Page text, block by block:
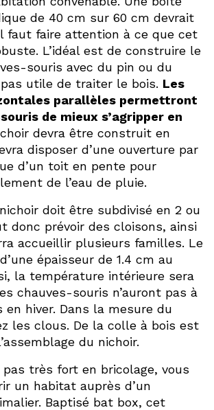
de 40 cm sur 60 cm devrait
faut faire attention à ce que cet
L’idéal est de construire le
souris avec du pin ou du
pas utile de traiter le bois. Les
parallèles permettront
de mieux s’agripper en
devra être construit en
disposer d’une ouverture par
d’un toit en pente pour
de l’eau de pluie.
doit être subdivisé en 2 ou
donc prévoir des cloisons, ainsi
accueillir plusieurs familles. Le
épaisseur de 1.4 cm au
la température intérieure sera
chauves-souris n’auront pas à
en hiver. Dans la mesure du
les clous. De la colle à bois est
du nichoir.
pas très fort en bricolage, vous
un habitat auprès d’un
Baptisé bat box, cet